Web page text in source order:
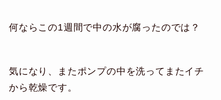
何ならこの1週間で中の水が腐ったのでは？
気になり、またポンプの中を洗ってまたイチ
から乾燥です。